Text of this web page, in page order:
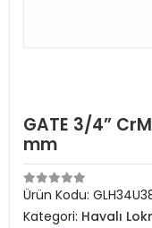
GATE 3/4”
mm
Ürün Kodu:
Kategori: Havalı